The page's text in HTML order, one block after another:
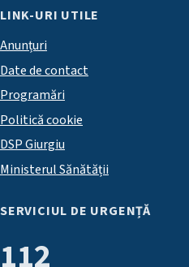
LINK-URI UTILE
Anunțuri
Date de contact
Programări
Politică cookie
DSP Giurgiu
Ministerul Sănătății
SERVICIUL DE URGENȚĂ
112